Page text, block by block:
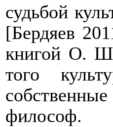
судьбой
[Бердяев
книгой О.
того
философ.